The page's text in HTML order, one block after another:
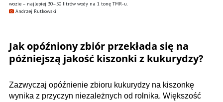
wozie – najlepiej 30–50 litrów wody na 1 tonę TMR-u.
Andrzej Rutkowski
Jak opóźniony zbiór przekłada się na
późniejszą jakość kiszonki z kukurydzy?
Zazwyczaj opóźnienie zbioru kukurydzy na kiszonkę
wynika z przyczyn niezależnych od rolnika. Większość